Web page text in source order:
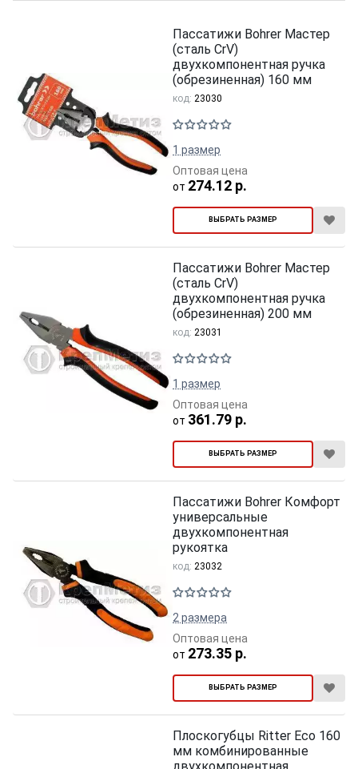
Пассатижи Bohrer Мастер
(сталь CrV)
двухкомпонентная ручка
(обрезиненная) 160 мм
код: 23030
1 размер
ВЫБРАТЬ РАЗМЕР
от 274.12 р.
Оптовая цена
Пассатижи Bohrer Мастер
(сталь CrV)
двухкомпонентная ручка
(обрезиненная) 200 мм
код: 23031
1 размер
ВЫБРАТЬ РАЗМЕР
от 361.79 р.
Оптовая цена
Пассатижи Bohrer Комфорт
универсальные
двухкомпонентная
рукоятка
код: 23032
2 размера
ВЫБРАТЬ РАЗМЕР
от 273.35 р.
Оптовая цена
Плоскогубцы Ritter Eco 160
мм комбинированные